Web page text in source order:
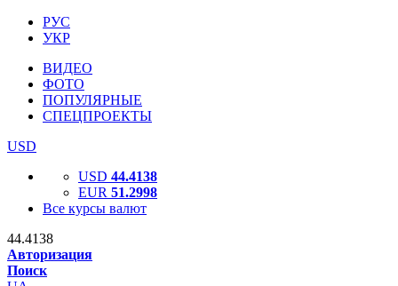
РУС
УКР
ВИДЕО
ФОТО
ПОПУЛЯРНЫЕ
СПЕЦПРОЕКТЫ
USD
USD 44.4138
EUR 51.2998
Все курсы валют
44.4138
Авторизация
Поиск